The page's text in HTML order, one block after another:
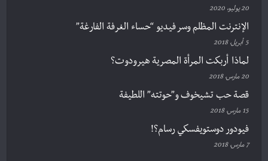
20 يوليو، 2020
الإنترنت المظلم وسر فيديو “حساء الغرفة الفارغة”
5 أبريل، 2018
لماذا أربكت المرأة المصرية هيرودوت؟
20 مارس، 2018
قصة حب تشيخوف و”حوتته” اللطيفة
15 مارس، 2018
فيودور دوستويفسكي رسام؟!
7 مارس، 2018